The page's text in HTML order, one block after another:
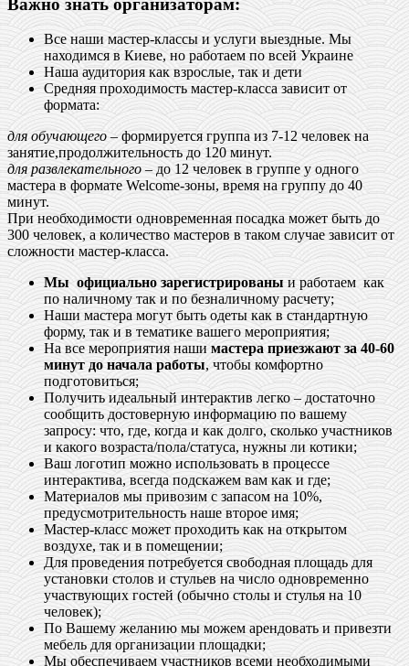
Все наши мастер-классы и услуги выездные. Мы
находимся в Киеве, но работаем по всей Украине
Наша аудитория как взрослые, так и дети
Средняя проходимость мастер-класса зависит от
формата:
для обучающего– формируется группа из 7-12 человек на
занятие,продолжительность до 120 минут.
для развлекательного– до 12 человек в группе у одного
мастера в формате Welcome-зоны, время на группу до 40
минут.
При необходимости одновременная посадка может быть до
300 человек, а количество мастеров в таком случае зависит от
сложности мастер-класса.
Мы официально зарегистрированы и работаем как
по наличному так и по безналичному расчету;
Наши мастера могут быть одеты как в стандартную
форму, так и в тематике вашего мероприятия;
На все мероприятия нашимастера приезжают за 40-60
минут до начала работы, чтобы комфортно
подготовиться;
Получить идеальный интерактив легко – достаточно
сообщить достоверную информацию по вашему
запросу: что, где, когда и как долго, сколько участников
и какого возраста/пола/статуса, нужны ли котики;
Ваш логотип можно использовать в процессе
интерактива, всегда подскажем вам как и где;
Материалов мы привозим с запасом на 10%,
предусмотрительность наше второе имя;
Мастер-класс может проходить как на открытом
воздухе, так и в помещении;
Для проведения потребуется свободная площадь для
установки столов и стульев на число одновременно
участвующих гостей (обычно столы и стулья на 10
человек);
По Вашему желанию мы можем арендовать и привезти
мебель для организации площадки;
Мы обеспечиваем участников всеми необходимыми